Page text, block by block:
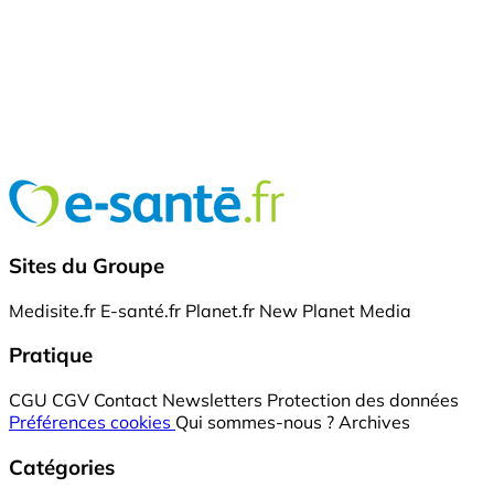
Sites du Groupe
Medisite.fr E-santé.fr Planet.fr New Planet Media
Pratique
CGU CGV Contact Newsletters Protection des données
Préférences cookies Qui sommes-nous ? Archives
Catégories